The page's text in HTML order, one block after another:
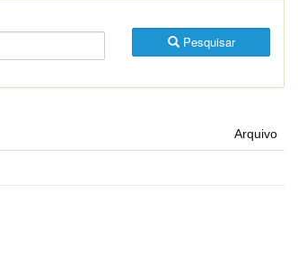
Pesquisar
Arquivo